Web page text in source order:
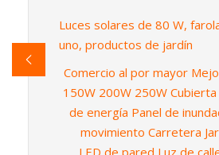
Luces solares de 80 W,
uno, productos de jardín
Comercio al por mayor
150W 200W 250W
de energía Panel de
movimiento Carretera
LED de pared Luz de